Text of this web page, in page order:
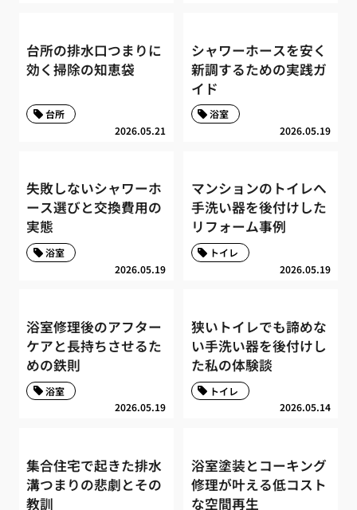
台所の排水口つまりに
効く掃除の知恵袋
2026.05.21
台所
シャワーホースを安く
新調するための実践ガ
イド
2026.05.19
浴室
失敗しないシャワーホ
ース選びと交換費用の
実態
2026.05.19
浴室
マンションのトイレへ
手洗い器を後付けした
リフォーム事例
2026.05.19
トイレ
浴室修理後のアフター
ケアと長持ちさせるた
めの鉄則
2026.05.19
浴室
狭いトイレでも諦めな
い手洗い器を後付けし
た私の体験談
2026.05.14
トイレ
集合住宅で起きた排水
溝つまりの悲劇とその
教訓
浴室塗装とコーキング
修理が叶える低コスト
な空間再生